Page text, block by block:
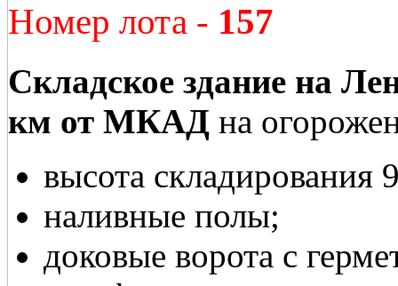
Номер лота - 157
Складское здание на
км от МКАД на
высота складирования
наливные полы;
доковые ворота с